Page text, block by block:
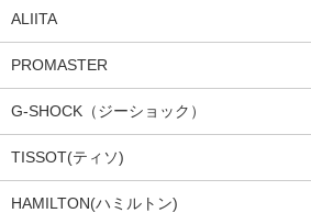
ALIITA
PROMASTER
G-SHOCK（ジーショック）
TISSOT(ティソ)
HAMILTON(ハミルトン)